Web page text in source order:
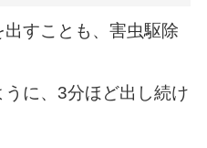
すことも、害虫駆除
に、3分ほど出し続け